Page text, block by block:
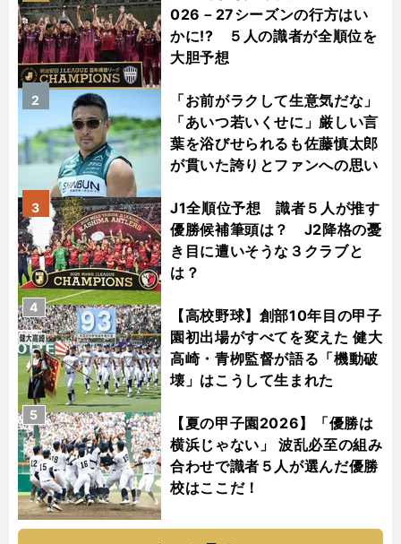
026－27シーズンの行方はい
かに!? ５人の識者が全順位を
大胆予想
「お前がラクして生意気だな」
「あいつ若いくせに」厳しい言
葉を浴びせられるも佐藤慎太郎
が貫いた誇りとファンへの思い
2
J1全順位予想 識者５人が推す
優勝候補筆頭は？ J2降格の憂
き目に遭いそうな３クラブと
は？
3
【高校野球】創部10年目の甲子
園初出場がすべてを変えた 健大
高崎・青栁監督が語る「機動破
壊」はこうして生まれた
4
【夏の甲子園2026】「優勝は
横浜じゃない」 波乱必至の組み
合わせで識者５人が選んだ優勝
校はここだ！
5